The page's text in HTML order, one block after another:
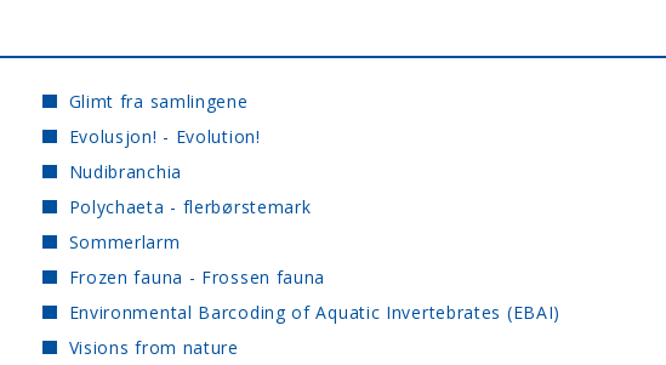
Glimt fra samlingene
Evolusjon! - Evolution!
Nudibranchia
Polychaeta - flerbørstemark
Sommerlarm
Frozen fauna - Frossen fauna
Environmental Barcoding of Aquatic Invertebrates (EBAI)
Visions from nature